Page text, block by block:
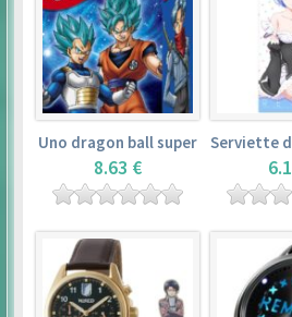
Uno dragon ball super
8.63 €